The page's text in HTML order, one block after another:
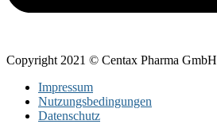
Copyright 2021 © Centax Pharma GmbH
Impressum
Nutzungsbedingungen
Datenschutz